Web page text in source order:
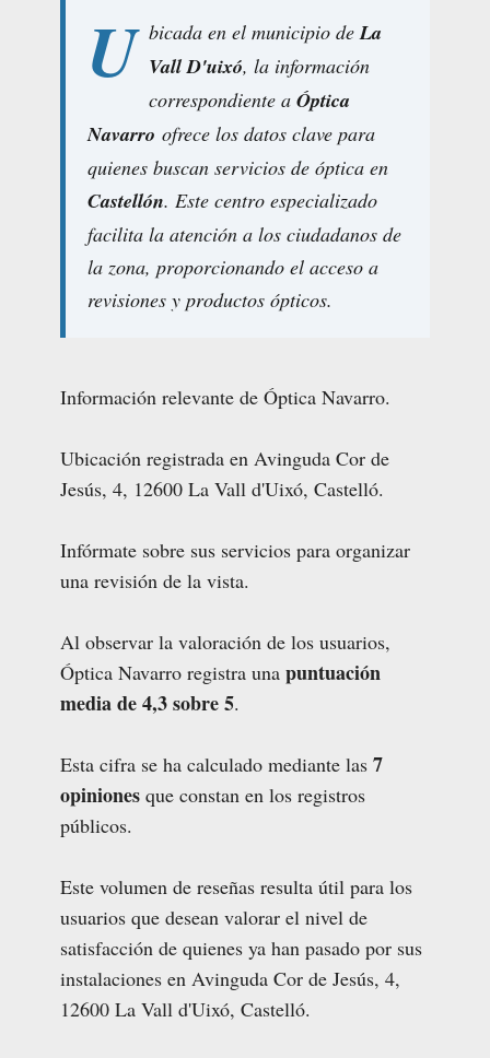
U bicada en el municipio deLa
Vall D'uixó, la información
correspondiente a Óptica
Navarro ofrece los datos clave para
quienes buscan servicios de óptica en
Castellón. Este centro especializado
facilita la atención a los ciudadanos de
la zona, proporcionando el acceso a
revisiones y productos ópticos.
Información relevante de Óptica Navarro.
Ubicación registrada en Avinguda Cor de
Jesús, 4, 12600 La Vall d'Uixó, Castelló.
Infórmate sobre sus servicios para organizar
una revisión de la vista.
Al observar la valoración de los usuarios,
Óptica Navarro registra una puntuación
media de 4,3 sobre 5.
Esta cifra se ha calculado mediante las 7
opiniones que constan en los registros
públicos.
Este volumen de reseñas resulta útil para los
usuarios que desean valorar el nivel de
satisfacción de quienes ya han pasado por sus
instalaciones en Avinguda Cor de Jesús, 4,
12600 La Vall d'Uixó, Castelló.